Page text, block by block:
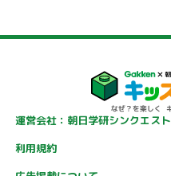
運営会社：朝日学研シンクエスト
利用規約